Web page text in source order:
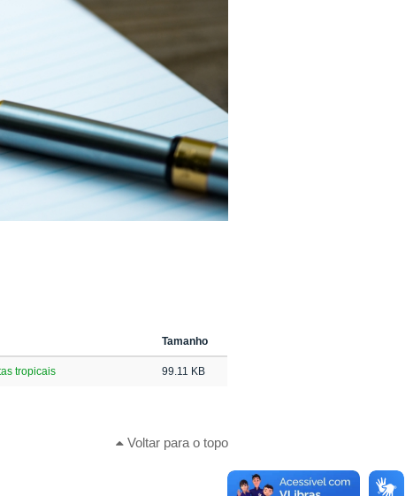
Tamanho
tropicais 99.11 KB
Voltar para o topo